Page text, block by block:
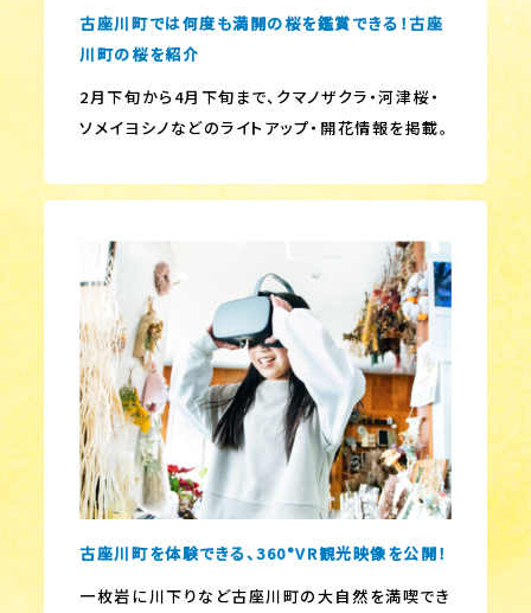
古座川町では何度も満開の桜を鑑賞できる！古座
川町の桜を紹介
2月下旬から4月下旬まで、クマノザクラ・河津桜・
ソメイヨシノなどのライトアップ・開花情報を掲載。
古座川町を体験できる、360°VR観光映像を公開！
一枚岩に川下りなど古座川町の大自然を満喫でき